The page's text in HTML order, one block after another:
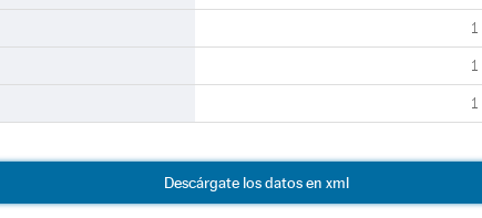
1
1
1
Descárgate los datos en xml